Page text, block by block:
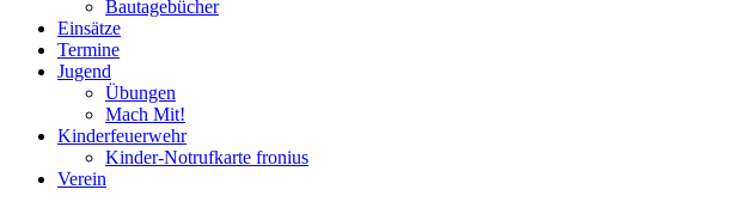
Bautagebücher
Einsätze
Termine
Jugend
Übungen
Mach Mit!
Kinderfeuerwehr
Kinder-Notrufkarte fronius
Verein